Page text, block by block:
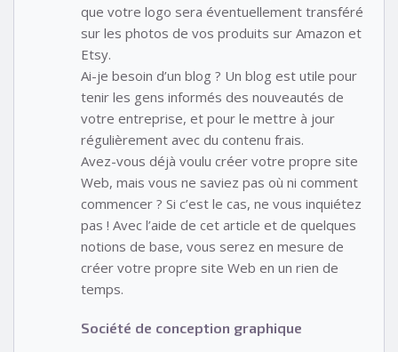
que votre logo sera éventuellement transféré
sur les photos de vos produits sur Amazon et
Etsy.
Ai-je besoin d’un blog ? Un blog est utile pour
tenir les gens informés des nouveautés de
votre entreprise, et pour le mettre à jour
régulièrement avec du contenu frais.
Avez-vous déjà voulu créer votre propre site
Web, mais vous ne saviez pas où ni comment
commencer ? Si c’est le cas, ne vous inquiétez
pas ! Avec l’aide de cet article et de quelques
notions de base, vous serez en mesure de
créer votre propre site Web en un rien de
temps.
Société de conception graphique